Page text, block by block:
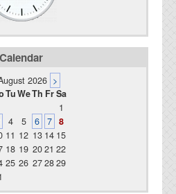
Calendar
2026 >
TuWeTh FrSa
1
4 5 6 7 8
11 12 13 14 15
18 19 2021 22
25 26 272829